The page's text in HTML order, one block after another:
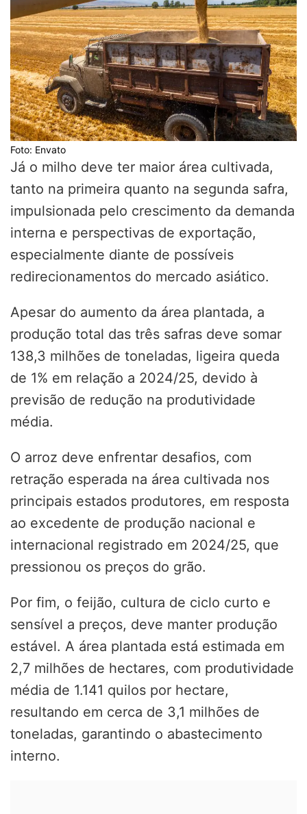
Foto: Envato
Já o milho deve ter maior área cultivada,
tanto na primeira quanto na segunda safra,
impulsionada pelo crescimento da demanda
interna e perspectivas de exportação,
especialmente diante de possíveis
redirecionamentos do mercado asiático.
Apesar do aumento da área plantada, a
produção total das três safras deve somar
138,3 milhões de toneladas, ligeira queda
de 1% em relação a 2024/25, devido à
previsão de redução na produtividade
média.
O arroz deve enfrentar desafios, com
retração esperada na área cultivada nos
principais estados produtores, em resposta
ao excedente de produção nacional e
internacional registrado em 2024/25, que
pressionou os preços do grão.
Por fim, o feijão, cultura de ciclo curto e
sensível a preços, deve manter produção
estável. A área plantada está estimada em
2,7 milhões de hectares, com produtividade
média de 1.141 quilos por hectare,
resultando em cerca de 3,1 milhões de
toneladas, garantindo o abastecimento
interno.